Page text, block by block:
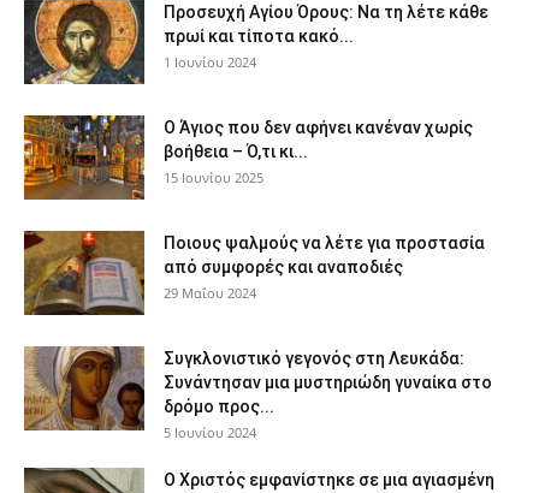
Προσευχή Αγίου Όρους: Να τη λέτε κάθε
πρωί και τίποτα κακό...
1 Ιουνίου 2024
Ο Άγιος που δεν αφήνει κανέναν χωρίς
βοήθεια – Ό,τι κι...
15 Ιουνίου 2025
Ποιους ψαλμούς να λέτε για προστασία
από συμφορές και αναποδιές
29 Μαΐου 2024
Συγκλονιστικό γεγονός στη Λευκάδα:
Συνάντησαν μια μυστηριώδη γυναίκα στο
δρόμο προς...
5 Ιουνίου 2024
Ο Χριστός εμφανίστηκε σε μια αγιασμένη